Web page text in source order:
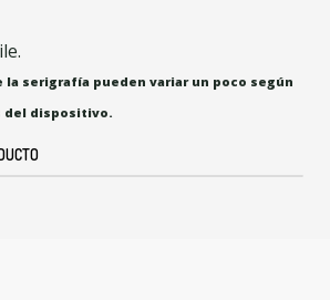
la serigrafía pueden variar un poco según
del dispositivo.